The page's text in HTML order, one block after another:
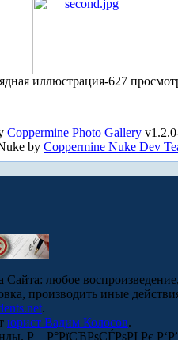
иллюстрация-627
Coppermine Photo Gallery
by Coppermine Nuke Dev
любое
производить иные
.
юрист Вадим Колосов.
Р—Р°РїСЂРѕСЃРѕРІ Рє